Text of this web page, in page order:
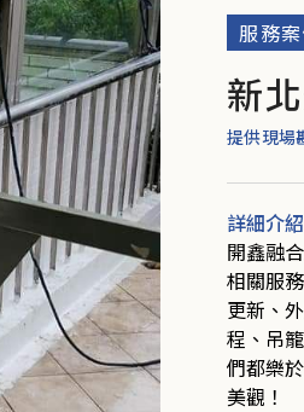
服務
新
提供現場
詳細介紹
開鑫融
相關服
更新、
程、吊
們都樂
美觀！